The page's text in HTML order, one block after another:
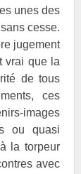
unes des
cesse.
jugement
vrai que la
de tous
ces
images
ou quasi
la torpeur
avec